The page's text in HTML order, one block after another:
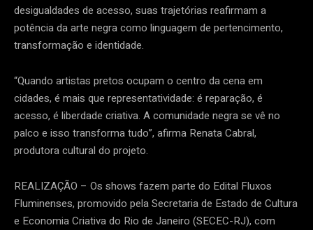
desigualdades de acesso, suas trajetórias reafirmam a
potência da arte negra como linguagem de pertencimento,
transformação e identidade.
“Quando artistas pretos ocupam o centro da cena em
cidades, é mais que representatividade: é reparação, é
acesso, é liberdade criativa. A comunidade negra se vê no
palco e isso transforma tudo”, afirma Renata Cabral,
produtora cultural do projeto.
REALIZAÇÃO – Os shows fazem parte do Edital Fluxos
Fluminenses, promovido pela Secretaria de Estado de Cultura
e Economia Criativa do Rio de Janeiro (SECEC-RJ), com